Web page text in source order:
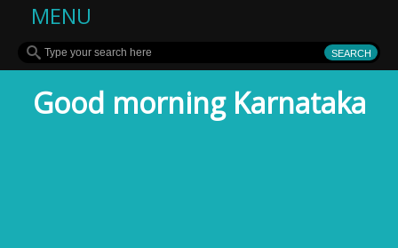
MENU
Good morning Karnataka